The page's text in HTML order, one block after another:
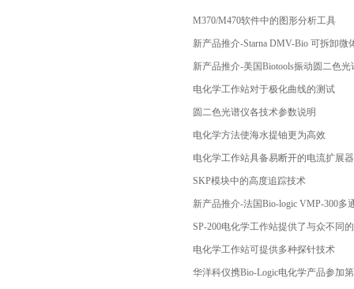
M370/M470软件中的图形分析工具
新产品推介-Starna DMV-Bio 可拆卸微
新产品推介-美国Biotools振动圆二色光
电化学工作站对于极化曲线的测试
圆二色光谱仪各技术参数说明
电化学方法使海水提铀更为高效
电化学工作站具备易断开的电流扩展器
SKP模块中的高度追踪技术
新产品推介-法国Bio-logic VMP-300多
SP-200电化学工作站提供了与众不同
电化学工作站可提供多种探针技术
华洋科仪携Bio-Logic电化学产品参加